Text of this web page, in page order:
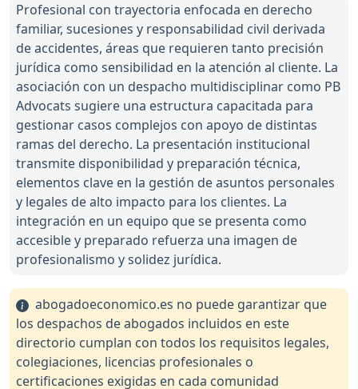
Profesional con trayectoria enfocada en derecho
familiar, sucesiones y responsabilidad civil derivada
de accidentes, áreas que requieren tanto precisión
jurídica como sensibilidad en la atención al cliente. La
asociación con un despacho multidisciplinar como PB
Advocats sugiere una estructura capacitada para
gestionar casos complejos con apoyo de distintas
ramas del derecho. La presentación institucional
transmite disponibilidad y preparación técnica,
elementos clave en la gestión de asuntos personales
y legales de alto impacto para los clientes. La
integración en un equipo que se presenta como
accesible y preparado refuerza una imagen de
profesionalismo y solidez jurídica.
abogadoeconomico.es no puede garantizar que
los despachos de abogados incluidos en este
directorio cumplan con todos los requisitos legales,
colegiaciones, licencias profesionales o
certificaciones exigidas en cada comunidad